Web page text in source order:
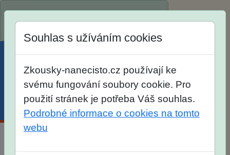
Souhlas s užíváním cookies
Zkousky-nanecisto.cz používají ke
svému fungování soubory cookie. Pro
použití stránek je potřeba Váš souhlas.
Podrobné informace o cookies na tomto
webu